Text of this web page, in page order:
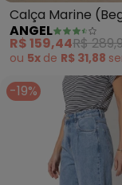
Calça Marine
ANGEL
R$ 159,44R$
ou 5x de R$ 31,88
-19%